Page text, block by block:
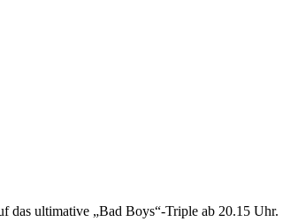
das ultimative „Bad Boys“-Triple ab 20.15 Uhr.